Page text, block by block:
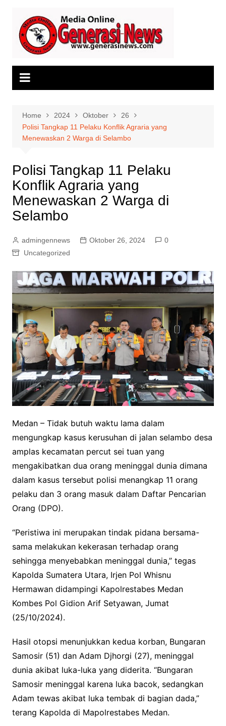
content
Home 2024 Oktober
26
Polisi Tangkap 11 Pelaku Konflik Agraria yang
Menewaskan 2 Warga di Selambo
Polisi Tangkap 11 Pelaku
Konflik Agraria yang
Menewaskan 2 Warga di
Selambo
admingennews Oktober 26, 2024
0
Uncategorized
Medan – Tidak butuh waktu lama dalam
mengungkap kasus kerusuhan di jalan selambo desa
amplas kecamatan percut sei tuan yang
mengakibatkan dua orang meninggal dunia dimana
dalam kasus tersebut polisi menangkap 11 orang
pelaku dan 3 orang masuk dalam Daftar Pencarian
Orang (DPO).
“Peristiwa ini merupakan tindak pidana bersama-
sama melakukan kekerasan terhadap orang
sehingga menyebabkan meninggal dunia,” tegas
Kapolda Sumatera Utara, Irjen Pol Whisnu
Hermawan didampingi Kapolrestabes Medan
Kombes Pol Gidion Arif Setyawan, Jumat
(25/10/2024).
Hasil otopsi menunjukkan kedua korban, Bungaran
Samosir (51) dan Adam Djhorgi (27), meninggal
dunia akibat luka-luka yang diderita. “Bungaran
Samosir meninggal karena luka bacok, sedangkan
Adam tewas akibat luka tembak di bagian dada,”
terang Kapolda di Mapolrestabes Medan.